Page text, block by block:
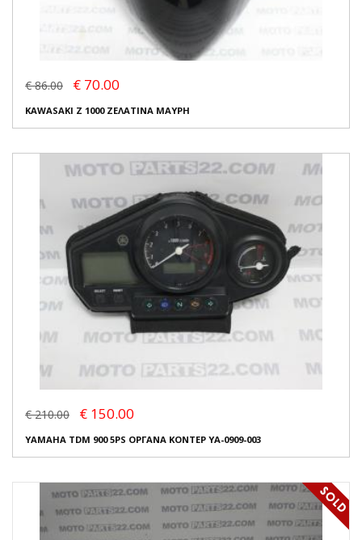
€ 86.00 € 70.00
KAWASAKI Z 1000 ΖΕΛΑΤΙΝΑ ΜΑΥΡΗ
€ 210.00 € 150.00
YAMAHA TDM 900 5PS ΟΡΓΑΝΑ ΚΟΝΤΕΡ YA-0909-003